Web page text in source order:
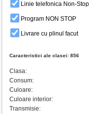
Caracteristici ale clasei: 856
Clasa:
Consum:
Culoare:
Culoare interior:
Transmisie:
Linie telefonica Non-Stop
Program NON STOP
Livrare cu plinul facut